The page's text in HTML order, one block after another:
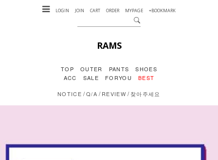
LOGIN JOIN CART ORDER MYPAGE +BOOKMARK
RAMS
TOP OUTER PANTS
SHOES
ACC
SALE FORYOU BEST
NOTICE /Q/A /REVIEW /찾아주세요